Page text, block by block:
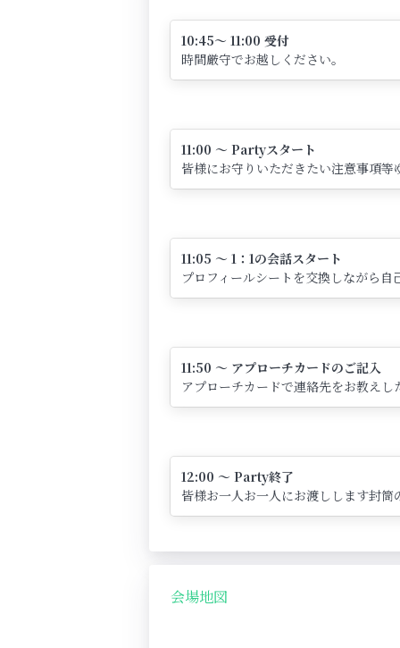
10:45～ 11:00 受付
時間厳守でお越しください。
11:00 ～ Partyスタート
皆様にお守りいただきたい注意事項
11:05 ～ 1：1の会話スタート
プロフィールシートを交換しながら自
11:50 ～ アプローチカードのご記入
アプローチカードで連絡先をお教えし
12:00 ～ Party終了
皆様お一人お一人にお渡しします封筒
会場地図